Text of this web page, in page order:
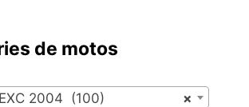
de motos
×
2004 (100)